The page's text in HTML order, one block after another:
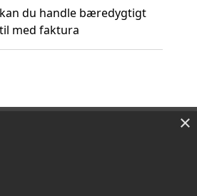
du handle bæredygtigt
med faktura
×